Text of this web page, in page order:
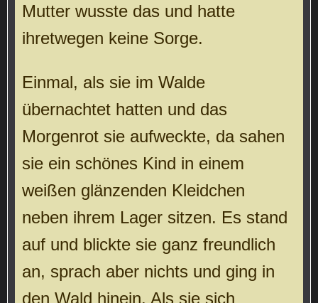
Mutter wusste das und hatte
ihretwegen keine Sorge.
Einmal, als sie im Walde
übernachtet hatten und das
Morgenrot sie aufweckte, da sahen
sie ein schönes Kind in einem
weißen glänzenden Kleidchen
neben ihrem Lager sitzen. Es stand
auf und blickte sie ganz freundlich
an, sprach aber nichts und ging in
den Wald hinein. Als sie sich